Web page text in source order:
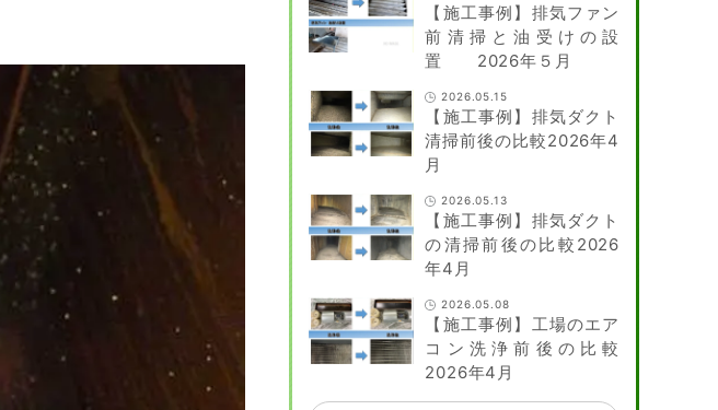
【施工事例】排気ファン
前清掃と油受けの設
置 2026年５月
2026.05.15
【施工事例】排気ダクト
清掃前後の比較2026年4
月
2026.05.13
【施工事例】排気ダクト
の清掃前後の比較2026
年4月
2026.05.08
【施工事例】工場のエア
コン洗浄前後の比較
2026年4月